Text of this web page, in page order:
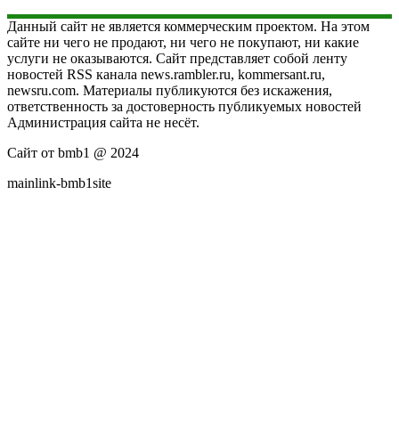
Данный сайт не является коммерческим проектом. На этом
сайте ни чего не продают, ни чего не покупают, ни какие
услуги не оказываются. Сайт представляет собой ленту
новостей RSS канала news.rambler.ru, kommersant.ru,
newsru.com. Материалы публикуются без искажения,
ответственность за достоверность публикуемых новостей
Администрация сайта не несёт.
Сайт от bmb1 @ 2024
mainlink-bmb1site